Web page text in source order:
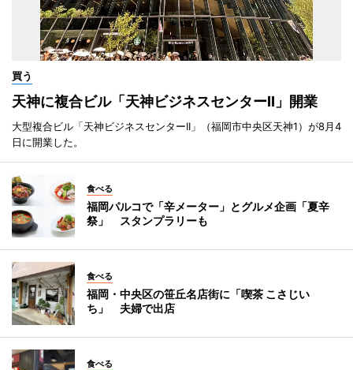
買う
天神に複合ビル「天神ビジネスセンターII」開業
大型複合ビル「天神ビジネスセンターII」（福岡市中央区天神1）が8月4
日に開業した。
食べる
福岡パルコで「辛メーター」とグルメ企画「夏辛
祭」 スタンプラリーも
食べる
福岡・中央区の笹丘名店街に「喫茶 こさじい
ち」 夫婦で出店
食べる